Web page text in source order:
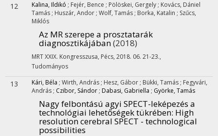
12 Kalina, Ildikó ; Fejér, Bence ; Pölöskei, Gergely ; Kovács, Dániel
Tamás ; Huszár, Andor ; Wolf, Tamás ; Borka, Katalin ; Szűcs,
Miklós
Az MR szerepe a prosztatarák
diagnosztikájában(2018)
MRT XXIX. Kongresszusa, Pécs, 2018. 06. 21-23.,
Tudományos
13 Kári, Béla ; Wirth, András ; Hesz, Gábor ; Bükki, Tamás ; Fegyvári,
András ; Czibor, Sándor ; Dabasi, Gabriella ; Györke, Tamás
Nagy felbontású agyi SPECT-leképezés a
technológiai lehetőségek tükrében: High
resolution cerebral SPECT - technological
possibilities